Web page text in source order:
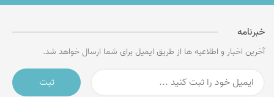
خبرنامه
آخرین اخبار و اطلاعیه ها از طریق ایمیل برای شما ارسال خواهد شد.
ثبت